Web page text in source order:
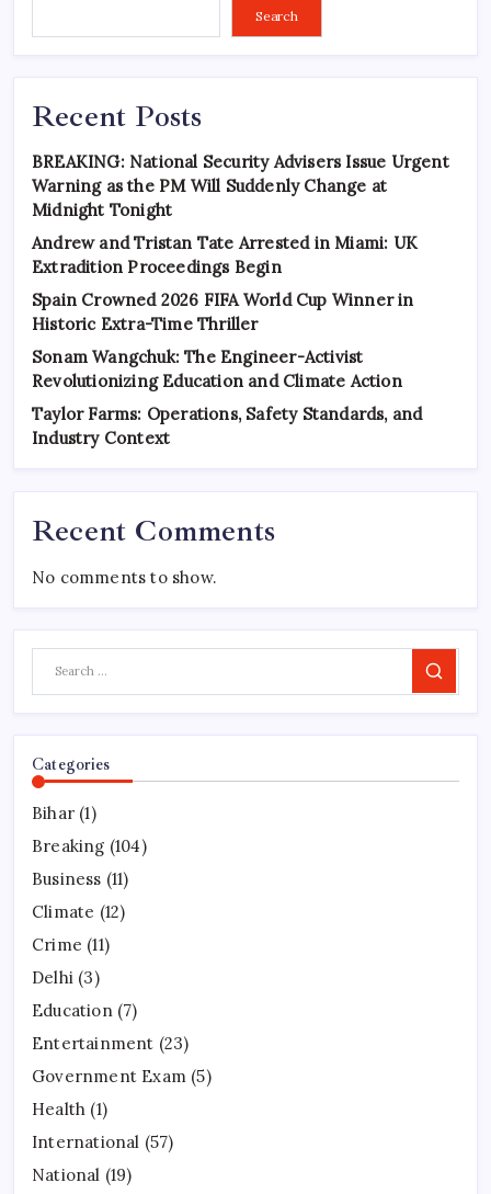
Search
Recent Posts
BREAKING: National Security Advisers Issue Urgent
Warning as the PM Will Suddenly Change at
Midnight Tonight
Andrew and Tristan Tate Arrested in Miami: UK
Extradition Proceedings Begin
Spain Crowned 2026 FIFA World Cup Winner in
Historic Extra-Time Thriller
Sonam Wangchuk: The Engineer-Activist
Revolutionizing Education and Climate Action
Taylor Farms: Operations, Safety Standards, and
Industry Context
Recent Comments
No comments to show.
Search
Categories
Bihar (1)
Breaking (104)
Business (11)
Climate (12)
Crime (11)
Delhi (3)
Education(7)
Entertainment (23)
Government Exam (5)
Health (1)
International (57)
National (19)